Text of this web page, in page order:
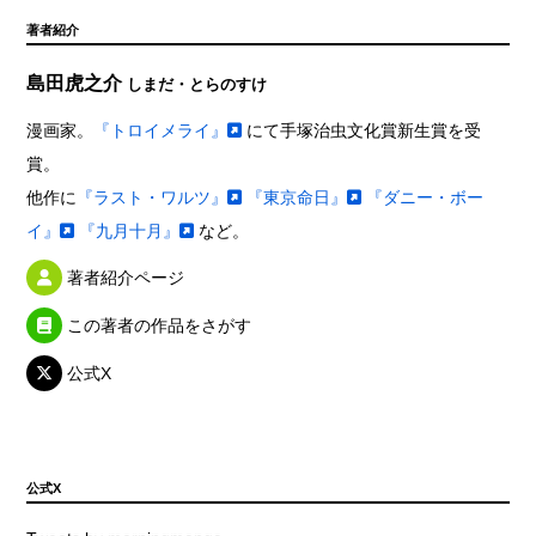
著者紹介
島田虎之介 しまだ・とらのすけ
漫画家。 『トロイメライ』
にて手塚治虫文化賞新生賞を受
賞。
他作に 『ラスト・ワルツ』 『東京命日』
『ダニー・ボー
イ』
『九月十月』 など。
著者紹介ページ
この著者の作品をさがす
公式X
公式X